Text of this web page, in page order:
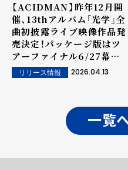
【ACIDMAN】昨年12月開
催、13thアルバム「光学」全
曲初披露ライブ映像作品発
売決定！パッケージ版はツ
アーファイナル6/27幕張
会場限定発売
リリース情報 2026.04.13
一覧